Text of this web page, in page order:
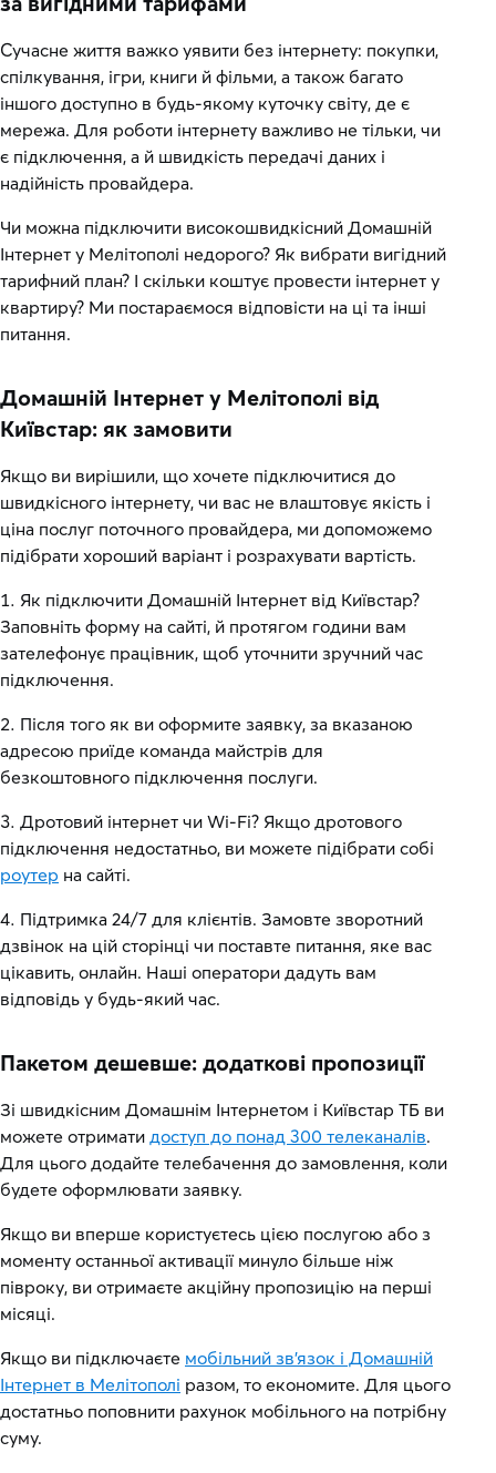
Сучасне життя важко уявити без інтернету: покупки,
спілкування, ігри, книги й фільми, а також багато
іншого доступно в будь-якому куточку світу, де є
мережа. Для роботи інтернету важливо не тільки, чи
є підключення, а й швидкість передачі даних і
надійність провайдера.
Чи можна підключити високошвидкісний Домашній
Інтернет у Мелітополі недорого? Як вибрати вигідний
тарифний план? І скільки коштує провести інтернет у
квартиру? Ми постараємося відповісти на ці та інші
питання.
Домашній Інтернет у Мелітополі від
Київстар: як замовити
Якщо ви вирішили, що хочете підключитися до
швидкісного інтернету, чи вас не влаштовує якість і
ціна послуг поточного провайдера, ми допоможемо
підібрати хороший варіант і розрахувати вартість.
Як підключити Домашній Інтернет від Київстар?
Заповніть форму на сайті, й протягом години вам
зателефонує працівник, щоб уточнити зручний час
підключення.
Після того як ви оформите заявку, за вказаною
адресою приїде команда майстрів для
безкоштовного підключення послуги.
Дротовий інтернет чи Wi-Fi? Якщо дротового
підключення недостатньо, ви можете підібрати собі
роутер на сайті.
Підтримка 24/7 для клієнтів. Замовте зворотний
дзвінок на цій сторінці чи поставте питання, яке вас
цікавить, онлайн. Наші оператори дадуть вам
відповідь у будь-який час.
Пакетом дешевше: додаткові пропозиції
Зі швидкісним Домашнім Інтернетом і Київстар ТБ ви
можете отримати доступ до понад 300 телеканалів.
Для цього додайте телебачення до замовлення, коли
будете оформлювати заявку.
Якщо ви вперше користуєтесь цією послугою або з
моменту останньої активації минуло більше ніж
півроку, ви отримаєте акційну пропозицію на перші
місяці.
Якщо ви підключаєте мобільний зв’язок і Домашній
Інтернет в Мелітополі разом, то економите. Для цього
достатньо поповнити рахунок мобільного на потрібну
суму.